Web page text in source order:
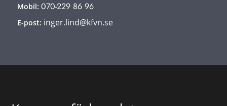
Mobil: 070-229 86 96
E-post: inger.lind@kfvn.se